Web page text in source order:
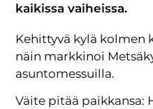
kaikissa vaiheissa.
Kehittyvä kylä kolmen
näin markkinoi
asuntomessuilla.
Väite pitää paikkansa: